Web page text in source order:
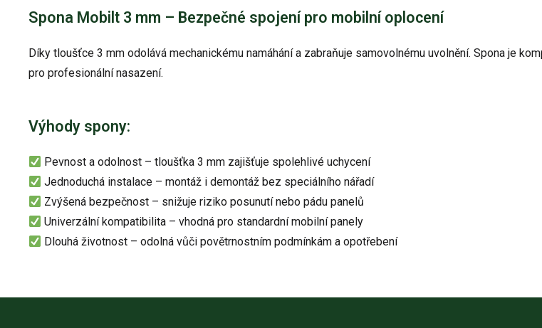
Spona Mobilt 3 mm – Bezpečné spojení pro mobilní oplocení
Díky tloušťce 3 mm odolává mechanickému namáhání a zabraňuje samovolnému uvolnění. Spona je
pro profesionální nasazení.
Výhody spony:
Pevnost a odolnost – tloušťka 3 mm zajišťuje spolehlivé uchycení
Jednoduchá instalace – montáž i demontáž bez speciálního nářadí
Zvýšená bezpečnost – snižuje riziko posunutí nebo pádu panelů
Univerzální kompatibilita – vhodná pro standardní mobilní panely
Dlouhá životnost – odolná vůči povětrnostním podmínkám a opotřebení